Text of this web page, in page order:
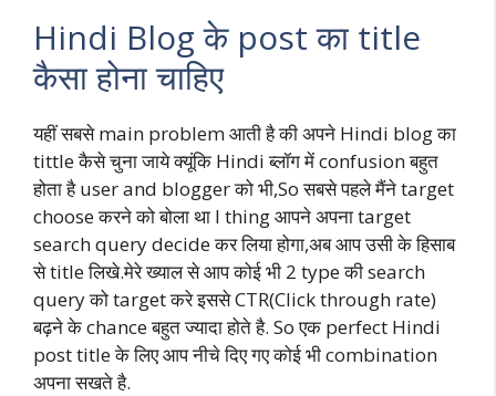
Hindi Blog के post का title
कैसा होना चाहिए
यहीं सबसे main problem आती है की अपने Hindi blog का
tittle कैसे चुना जाये क्यूंकि Hindi ब्लॉग में confusion बहुत
होता है user and blogger को भी,So सबसे पहले मैंने target
choose करने को बोला था I thing आपने अपना target
search query decide कर लिया होगा,अब आप उसी के हिसाब
से title लिखे.मेरे ख्याल से आप कोई भी 2 type की search
query को target करे इससे CTR(Click through rate)
बढ़ने के chance बहुत ज्यादा होते है. So एक perfect Hindi
post title के लिए आप नीचे दिए गए कोई भी combination
अपना सखते है.